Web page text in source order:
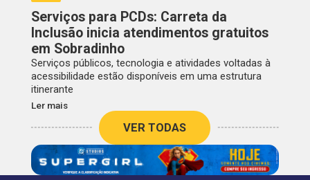
Serviços para PCDs: Carreta da
Inclusão inicia atendimentos gratuitos
em Sobradinho
Serviços públicos, tecnologia e atividades voltadas à
acessibilidade estão disponíveis em uma estrutura
itinerante
Ler mais
VER TODAS